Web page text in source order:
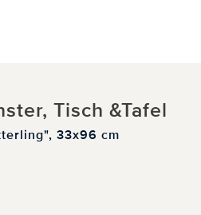
Tisch &Tafel
33x96 cm